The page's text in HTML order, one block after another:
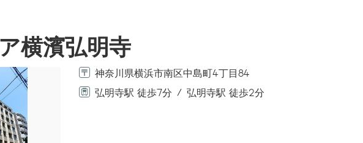
横濱弘明寺
神奈川県横浜市南区中島町4丁目84
弘明寺駅 徒歩7分
弘明寺駅 徒歩2分